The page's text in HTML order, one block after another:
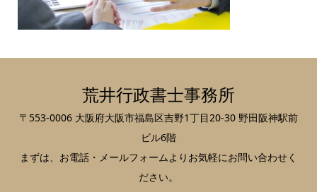
荒井行政書士事務所
〒553-0006 大阪府大阪市福島区吉野1丁目20-30 野田阪神駅前
ビル6階
まずは、お電話・メールフォームよりお気軽にお問い合わせく
ださい。